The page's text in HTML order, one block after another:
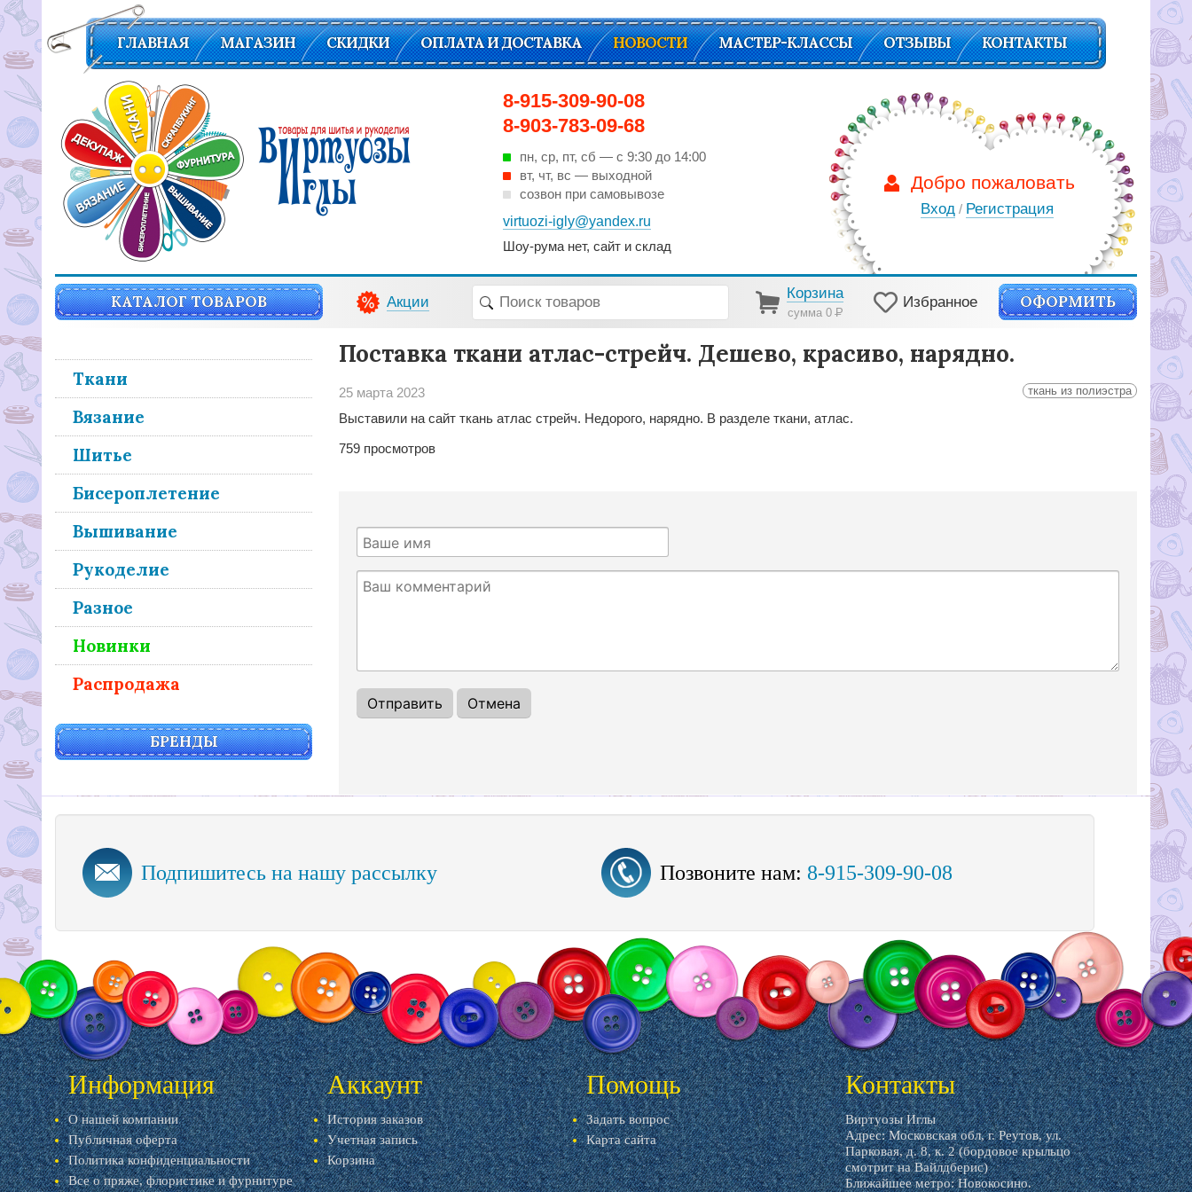
8-915-309-90-08
8-903-783-09-68
пн, ср, пт, cб — с 9:30 до 14:00
вт, чт, вс — выходной
созвон при самовывозе
virtuozi-igly@yandex.ru
Шоу-рума нет, сайт и склад
ГЛАВНАЯ МАГАЗИН СКИДКИ ОПЛАТА И ДОСТАВКА НОВОСТИ МАСТЕР-КЛАССЫ ОТЗЫВЫ КОНТАКТЫ
Добро пожаловать
Вход / Регистрация
КАТАЛОГ ТОВАРОВ Акции
Корзина
сумма 0Р
Избранное ОФОРМИТЬ
Ткани
Вязание
Шитье
Бисероплетение
Вышивание
Рукоделие
Разное
Новинки
Распродажа
БРЕНДЫ
Поставка ткани атлас-стрейч. Дешево, красиво, нарядно.
25 марта 2023 ткань из полиэстра
Выставили на сайт ткань атлас стрейч. Недорого, нарядно. В разделе ткани, атлас.
759 просмотров
Подпишитесь на нашу рассылку Позвоните нам: 8-915-309-90-08
Информация
О нашей компании
Публичная оферта
Политика конфиденциальности
Все о пряже, флористике и фурнитуре
Аккаунт
История заказов
Учетная запись
Корзина
Помощь
Задать вопрос
Карта сайта
Контакты
Виртуозы Иглы
Адрес: Московская обл, г. Реутов, ул.
Парковая, д. 8, к. 2 (бордовое крыльцо
смотрит на Вайлдберис)
Ближайшее метро: Новокосино.